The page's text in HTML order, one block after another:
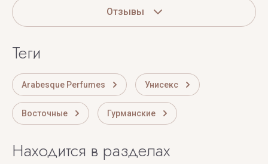
Отзывы
теги
Arabesque Perfumes Унисекс
Восточные Гурманские
Находится в разделах